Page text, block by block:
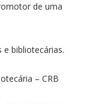
de uma
bibliotecárias.
– CRB